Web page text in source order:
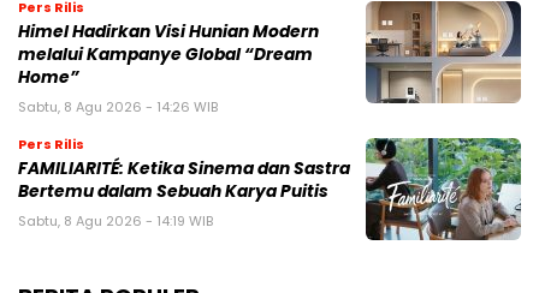
Pers Rilis
Himel Hadirkan Visi Hunian Modern
melalui Kampanye Global “Dream
Home”
Sabtu, 8 Agu 2026 - 14:26 WIB
Pers Rilis
FAMILIARITÉ: Ketika Sinema dan Sastra
Bertemu dalam Sebuah Karya Puitis
Sabtu, 8 Agu 2026 - 14:19 WIB